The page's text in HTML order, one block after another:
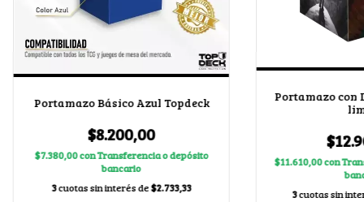
Portamazo Básico Azul Topdeck
$8.200,00
$7.380,00conTransferencia o depósito
bancario
3cuotas sin interés de$2.733,33
Portamazo con
$11.610,00con
3cuotas sin